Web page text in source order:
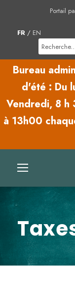
Portail
FR / EN
Bureau
d'été : Du
Vendredi, 8 h
à 13h00